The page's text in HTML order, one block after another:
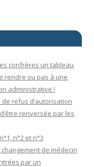
confrères un tableau
rendre ou pas à une
administrative !
de refus d’autorisation
renversée par les
n°2 et n°3
de médecin
par un